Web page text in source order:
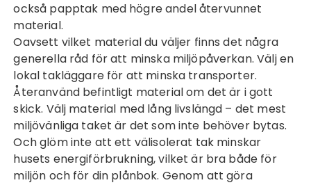
också papptak med högre andel återvunnet
material.
Oavsett vilket material du väljer finns det några
generella råd för att minska miljöpåverkan. Välj en
lokal takläggare för att minska transporter.
Återanvänd befintligt material om det är i gott
skick. Välj material med lång livslängd – det mest
miljövänliga taket är det som inte behöver bytas.
Och glöm inte att ett välisolerat tak minskar
husets energiförbrukning, vilket är bra både för
miljön och för din plånbok. Genom att göra